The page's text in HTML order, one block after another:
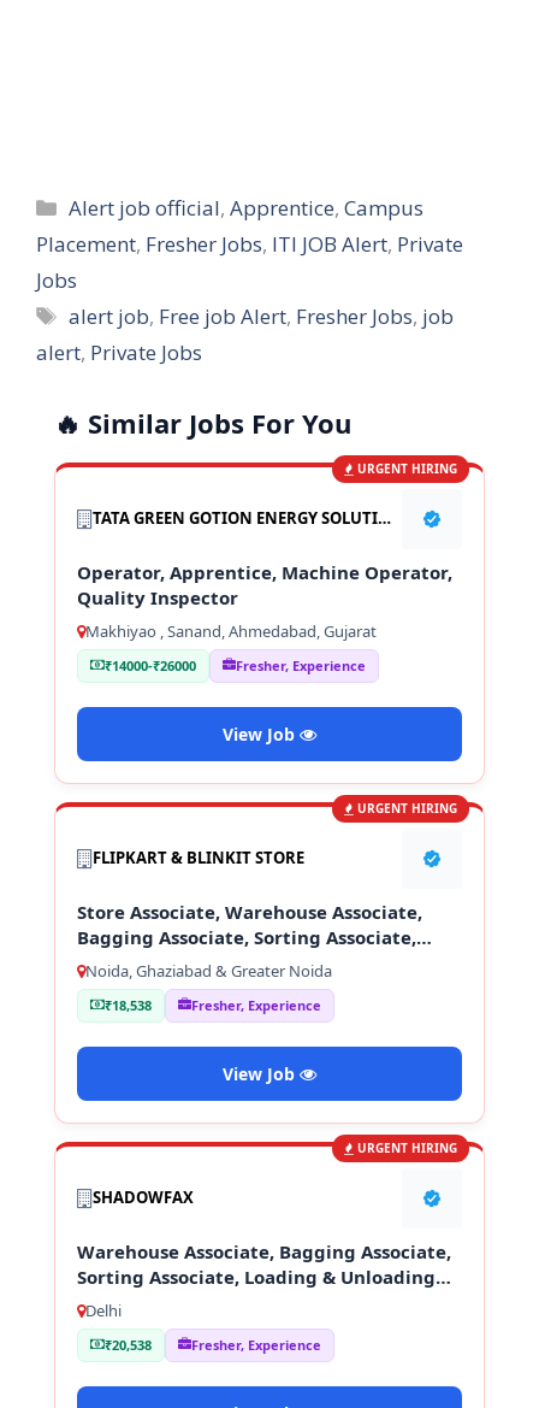
Categories
Alert job official,Apprentice,Campus
Placement, Fresher Jobs, ITI JOB Alert, Private
Jobs
Tags
alert job, Free job Alert, Fresher Jobs, job
alert, Private Jobs
🔥 Similar Jobs For You
URGENT HIRING
TATA GREEN GOTION ENERGY SOLUTION PVT LTD
Operator, Apprentice, Machine Operator,
Quality Inspector
Makhiyao , Sanand, Ahmedabad, Gujarat
₹14000-₹26000 Fresher, Experience
View Job
URGENT HIRING
FLIPKART & BLINKIT STORE
Store Associate, Warehouse Associate,
Bagging Associate, Sorting Associate,
Loading & Unloading Staff
Noida, Ghaziabad & Greater Noida
₹18,538 Fresher, Experience
View Job
URGENT HIRING
SHADOWFAX
Warehouse Associate, Bagging Associate,
Sorting Associate, Loading & Unloading
Staff
Delhi
₹20,538 Fresher, Experience